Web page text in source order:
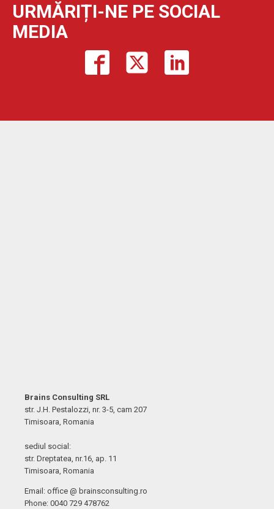
URMĂRIȚI-NE PE SOCIAL
MEDIA
Brains Consulting SRL
str. J.H. Pestalozzi, nr. 3-5, cam 207
Timisoara, Romania
sediul social:
str. Dreptatea, nr.16, ap. 11
Timisoara, Romania
Email: office @ brainsconsulting.ro
Phone: 0040 729 478762